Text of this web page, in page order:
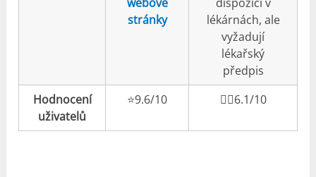
stránky
lékárnách, ale
vyžadují
lékařský
předpis
Hodnocení
uživatelů
⭐️9.6/10 👎🏼6.1/10